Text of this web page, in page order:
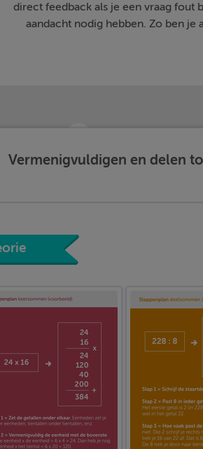
direct feedback als je een vraag
aandacht nodig hebben. Zo ben
Vermenigvuldigen en delen